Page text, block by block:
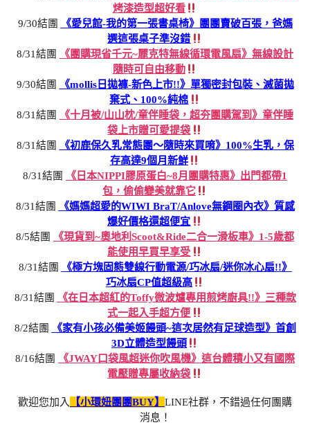
烤漆造型超好看
9/30結團
《愛兒館-我的第一張書桌椅》團團賣破百張，爸媽
選這張桌子準沒錯
8/31結團
《團購現省千元~麗克特無線循環電風扇》無線設計
隨時可自由移動
9/30結團
《mollis日拋褲-新色上市!!》單獨密封包裝、滅菌拋
棄式、100%純棉
8/31結團
《十月被/山山枕/童伴睡袋，超夯團購駕到》童伴睡
袋上市贈可愛提袋
8/31結團
《初鹿保久乳常態團～隨時來買唷》100%生乳，保
存高達9個月新鮮
8/31結團
《日本NIPPI膠原蛋白~8月團購特惠》出門都帶1
包，偷偷變美就靠它
8/31結團
《媽媽超愛的WIWI BraT/Anlove無鋼圈內衣》質感
爆好價格還超便宜
8/5結團
《現貨到~奧地利Scoot&Ride二合一滑板車》1-5歲都
能使用早買早享受
8/31結團
《極方塊固態雙線行動電源/巧冰扇/迷你冰心扇!!》
巧冰扇CP值超級高
8/31結團
《在日本超紅的Toffy微波爐專用煎烤廚具!!》三種款
式一起入手超方便
8/2結團
《家有小孩必備美姬饅頭~這次居然有足球造型》首創
3D立體造型饅頭
8/16結團
《JWAY口袋風超迷你吹風機》這台體積小又有國際
電壓贈專屬收納袋
歡迎您加入 【小環妞團團BUY】 LINE社群，不錯過任何團購
消息！